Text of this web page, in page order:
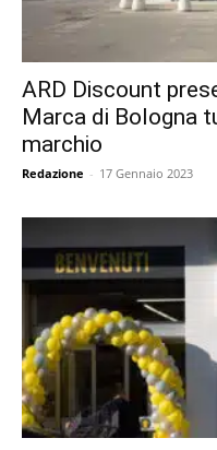
ARD Discount
Marca di Bologna
marchio
Redazione - 17 Gennaio 2023